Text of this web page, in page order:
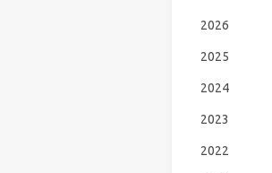
2026
2025
2024
2023
2022